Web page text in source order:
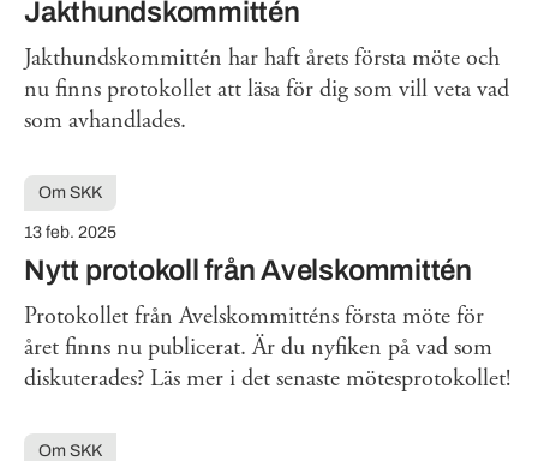
Jakthundskommittén
Jakthundskommittén har haft årets första möte och
nu finns protokollet att läsa för dig som vill veta vad
som avhandlades.
Nytt protokoll från Avelskommittén
Om SKK
13 feb. 2025
Protokollet från Avelskommitténs första möte för
året finns nu publicerat. Är du nyfiken på vad som
diskuterades? Läs mer i det senaste mötesprotokollet!
Om SKK